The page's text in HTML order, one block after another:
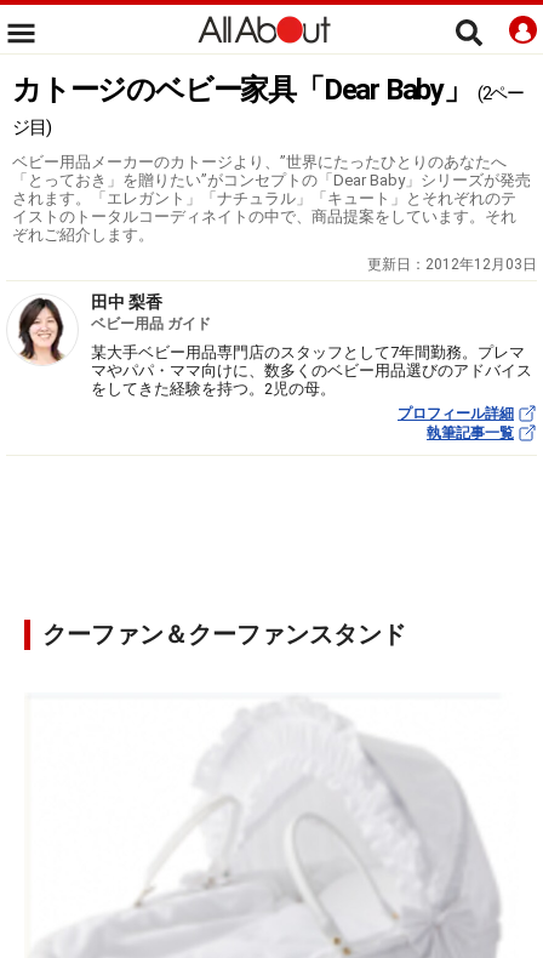
カトージのベビー家具「Dear Baby」
(2ペー
ジ目)
ベビー用品メーカーのカトージより、”世界にたったひとりのあなたへ
「とっておき」を贈りたい”がコンセプトの「Dear Baby」シリーズが発売
されます。「エレガント」「ナチュラル」「キュート」とそれぞれのテ
イストのトータルコーディネイトの中で、商品提案をしています。それ
ぞれご紹介します。
更新日： 2012年12月03日
田中 梨香
ベビー用品 ガイド
某大手ベビー用品専門店のスタッフとして7年間勤務。プレマ
マやパパ・ママ向けに、数多くのベビー用品選びのアドバイス
をしてきた経験を持つ。2児の母。
プロフィール詳細
執筆記事一覧
クーファン＆クーファンスタンド